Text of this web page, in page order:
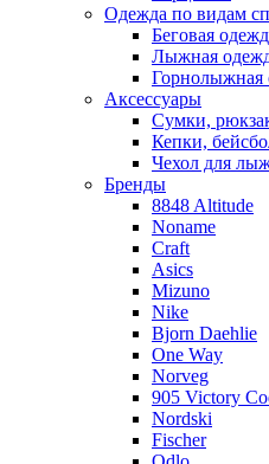
Одежда по видам
Беговая
Лыжная
Горнолыжная
Аксессуары
Сумки,
Кепки,
Чехол для
Бренды
8848 Altitude
Noname
Craft
Asics
Mizuno
Nike
Bjorn Daehlie
One Way
Norveg
905 Victory
Nordski
Fischer